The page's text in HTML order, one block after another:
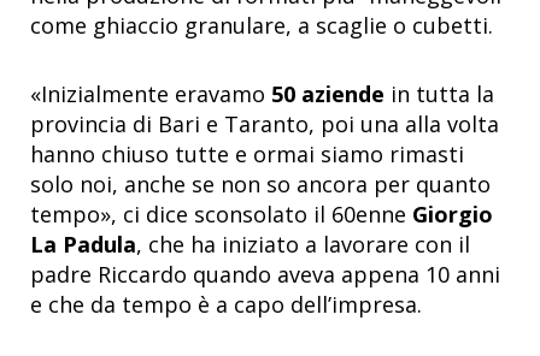
come ghiaccio granulare, a scaglie o cubetti.
«Inizialmente eravamo 50 aziende in tutta la
provincia di Bari e Taranto, poi una alla volta
hanno chiuso tutte e ormai siamo rimasti
solo noi, anche se non so ancora per quanto
tempo», ci dice sconsolato il 60enne Giorgio
La Padula, che ha iniziato a lavorare con il
padre Riccardo quando aveva appena 10 anni
e che da tempo è a capo dell’impresa.